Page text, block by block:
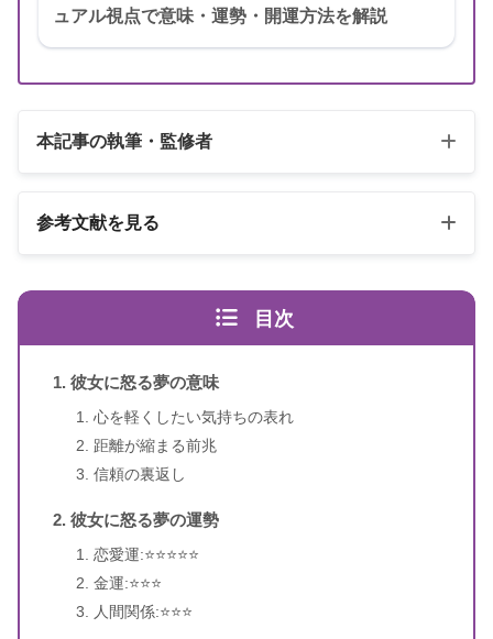
ュアル視点で意味・運勢・開運方法を解説
本記事の執筆・監修者
スピリカ
参考文献を見る
書籍名 夢占い 幸運のキーワード1100
著者 御瀧政子
出版社 池田書店
目次
彼女に怒る夢の意味
心を軽くしたい気持ちの表れ
距離が縮まる前兆
信頼の裏返し
彼女に怒る夢の運勢
恋愛運:⭐️⭐️⭐️⭐️⭐️
金運:⭐️⭐️⭐️
人間関係:⭐️⭐️⭐️